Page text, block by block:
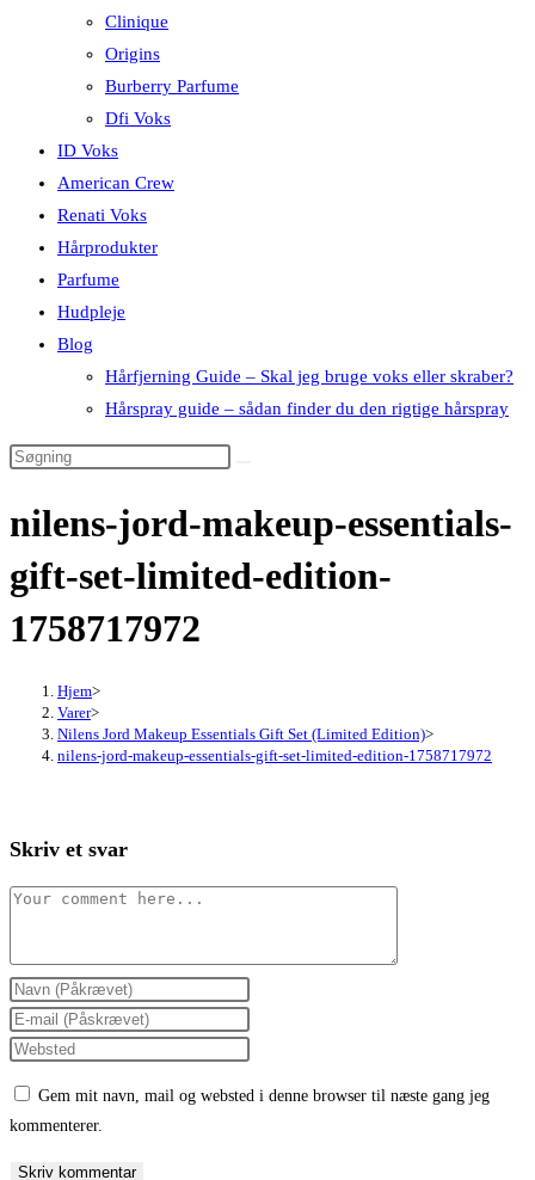
Clinique
Origins
Burberry Parfume
Dfi Voks
ID Voks
American Crew
Renati Voks
Hårprodukter
Parfume
Hudpleje
Blog
Hårfjerning Guide – Skal jeg bruge voks eller skraber?
Hårspray guide – sådan finder du den rigtige hårspray
nilens-jord-makeup-essentials-
gift-set-limited-edition-
1758717972
Hjem>
Varer>
Nilens Jord Makeup Essentials Gift Set (Limited Edition)>
nilens-jord-makeup-essentials-gift-set-limited-edition-1758717972
Skriv et svar
Comment
Enter
your
name
comment
Enter
your
comment
Enter
(optional)
Gem mit navn, mail og websted i denne browser til næste gang jeg
kommenterer.